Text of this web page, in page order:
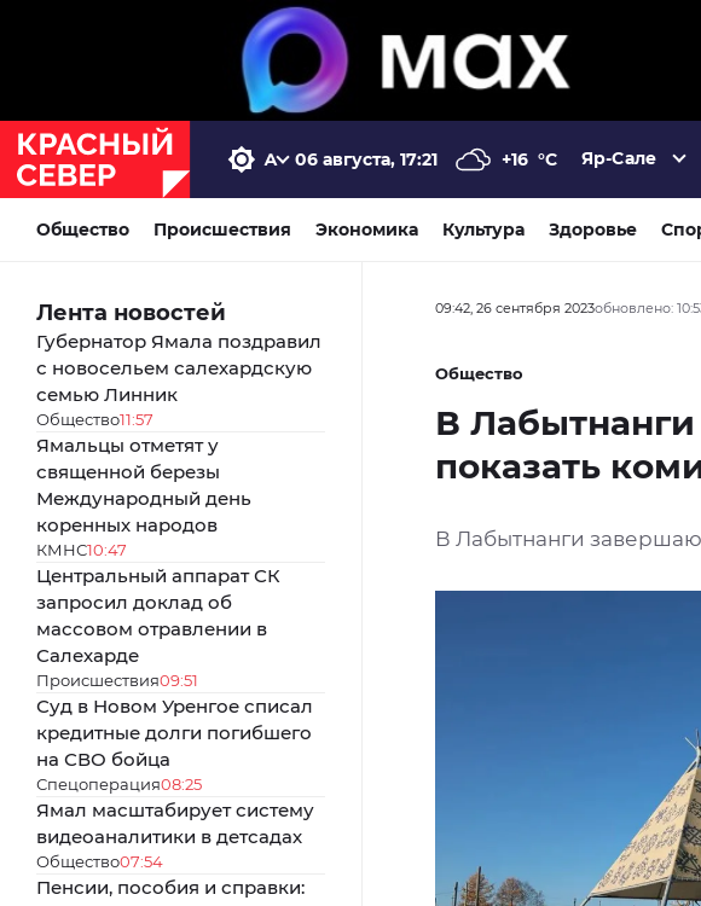
06 августа, 17:21 +16 °C Яр-Сале
Общество Происшествия Экономика Культура Здоровье
Лента новостей
Губернатор Ямала поздравил
с новосельем салехардскую
семью Линник
Общество11:57
Ямальцы отметят у
священной березы
Международный день
коренных народов
КМНС10:47
Центральный аппарат СК
запросил доклад об
массовом отравлении в
Салехарде
Происшествия09:51
Суд в Новом Уренгое списал
кредитные долги погибшего
на СВО бойца
Спецоперация08:25
Ямал масштабирует систему
видеоаналитики в детсадах
Общество07:54
Пенсии, пособия и справки:
09:42, 26 сентября 2023обновлено:
Общество
В
показать
В Лабытнанги